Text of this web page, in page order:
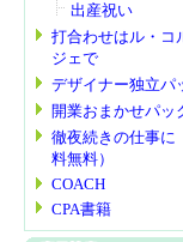
出産祝い
打合わせはル・コ
ジェで
デザイナー独立パ
開業おまかせパッ
徹夜続きの仕事に
料無料）
COACH
CPA書籍